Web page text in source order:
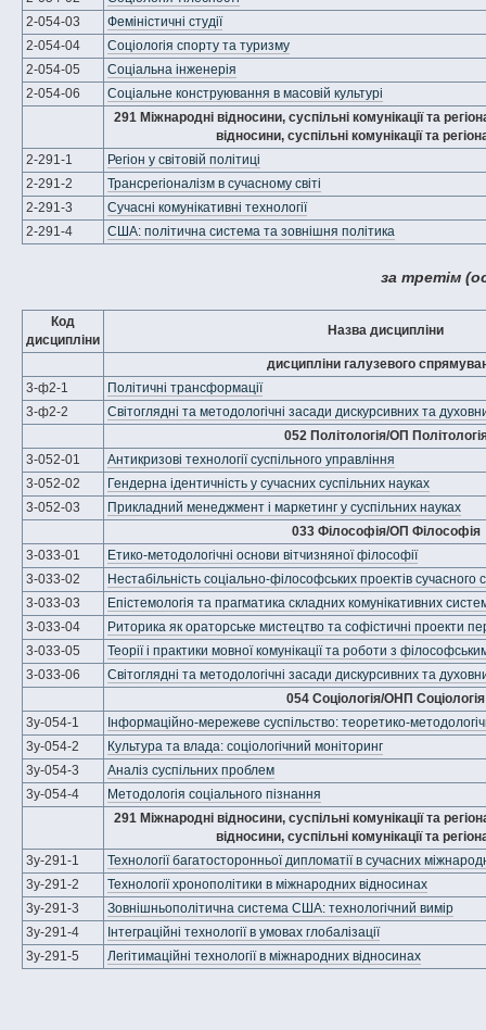
2-054-03
Феміністичні студії
2-054-04
Соціологія спорту та туризму
2-054-05
Соціальна інженерія
2-054-06
Соціальне конструювання в масовій культурі
291 Міжнародні відносини, суспільні комунікації та
відносини, суспільні комунікації та
2-291-1
Регіон у світовій політиці
2-291-2
Трансрегіоналізм в сучасному світі
2-291-3
Сучасні комунікативні технології
2-291-4
США: політична система та зовнішня політика
за третім
Код
дисципліни
Назва дисципліни
дисципліни галузевого
3-ф2-1
Політичні трансформації
3-ф2-2
Світоглядні та методологічні засади дискурсивних та
052 Політологія/ОП
3-052-01
Антикризові технології суспільного управління
3-052-02
Гендерна ідентичність у сучасних суспільних науках
3-052-03
Прикладний менеджмент і маркетинг у суспільних науках
033 Філософія/ОП Філософія
3-033-01
Етико-методологічні основи вітчизняної філософії
3-033-02
Нестабільність соціально-філософських проектів сучасного
3-033-03
Епістемологія та прагматика складних комунікативних
3-033-04
Риторика як ораторське мистецтво та софістичні проекти
3-033-05
Теорії і практики мовної комунікації та роботи з
3-033-06
Світоглядні та методологічні засади дискурсивних та
054 Соціологія/ОНП Соціологія
3у-054-1
Інформаційно-мережеве суспільство: теоретико-
3у-054-2
Культура та влада: соціологічний моніторинг
3у-054-3
Аналіз суспільних проблем
3у-054-4
Методологія соціального пізнання
291 Міжнародні відносини, суспільні комунікації та
відносини, суспільні комунікації та
3у-291-1
Технології багатосторонньої дипломатії в сучасних
3у-291-2
Технології хронополітики в міжнародних відносинах
3у-291-3
Зовнішньополітична система США: технологічний вимір
3у-291-4
Інтеграційні технології в умовах глобалізації
3у-291-5
Легітимаційні технології в міжнародних відносинах